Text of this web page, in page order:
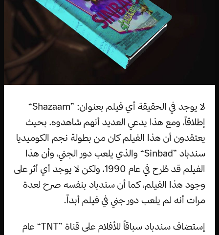
لا يوجد في الحقيقة أي فيلم بعنوان: ”Shazaam“
إطلاقاً، ومع هذا يدعي العديد أنهم شاهدوه، بحيث
يعتقدون أن هذا الفيلم كان من بطولة نجم الكوميديا
سندباد ”Sinbad“ والذي يلعب دور الجني، وأن هذا
الفيلم قد طُرح في عام 1990، ولكن لا يوجد أي أثر على
وجود هذا الفيلم، كما أن سندباد بنفسه صرح لعدة
مرات أنه لم يلعب دور جني في فيلم أبداً.
إستضاف سندباد سباقاً للأفلام على قناة ”TNT“ عام